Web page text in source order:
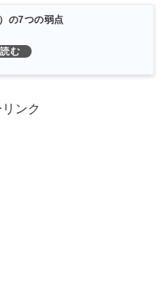
の7つの弱点
ンク